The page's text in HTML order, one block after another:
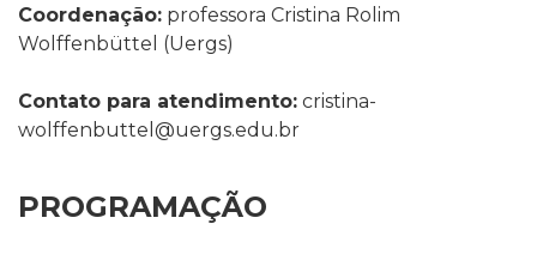
Coordenação: professora Cristina Rolim
Wolffenbüttel (Uergs)
Contato para atendimento: cristina-
wolffenbuttel@uergs.edu.br
PROGRAMAÇÃO